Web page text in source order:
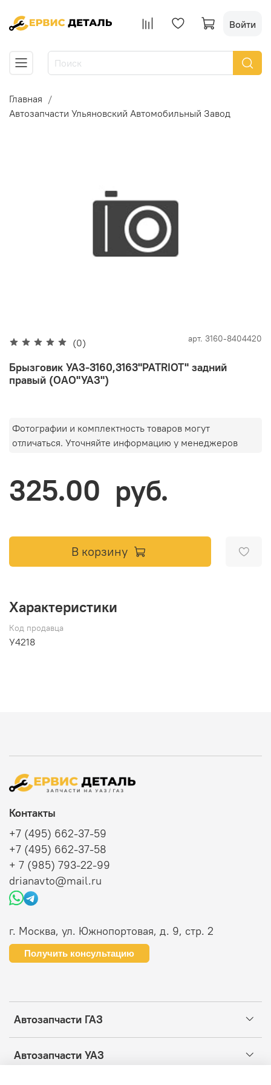
Войти
Главная
Автозапчасти Ульяновский Автомобильный Завод
(0) арт. 3160-8404420
Брызговик УАЗ-3160,3163"PATRIOT" задний
правый (ОАО"УАЗ")
Фотографии и комплектность товаров могут
отличаться. Уточняйте информацию у менеджеров
325.00 руб.
В корзину
Характеристики
Код продавца
У4218
Автозапчасти ГАЗ
Автозапчасти УАЗ
Контакты
+7 (495) 662-37-59
+7 (495) 662-37-58
+ 7 (985) 793-22-99
drianavto@mail.ru
г. Москва, ул. Южнопортовая, д. 9, стр. 2
Получить консультацию